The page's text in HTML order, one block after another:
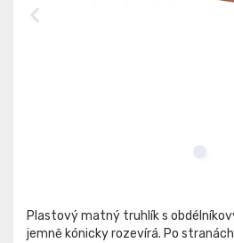
Plastový matný truhlík s
jemně kónicky rozevírá. Po